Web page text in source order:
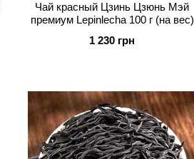
Чай красный Цзинь Цзюнь Мэй
премиум Lepinlecha 100 г (на вес)
1 230 грн